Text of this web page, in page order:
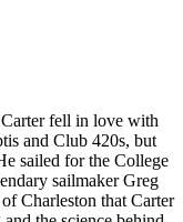
fell in love with
and Club 420s, but
sailed for the College
sailmaker Greg
Charleston that Carter